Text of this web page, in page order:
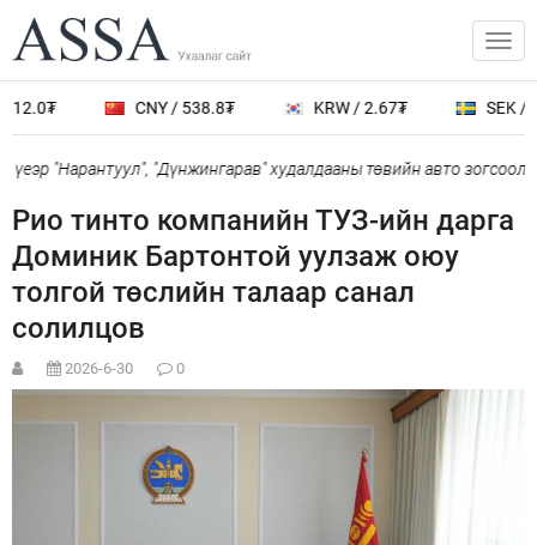
CNY / 538.8₮ KRW / 2.67₮ SEK /
"Нарантуул", "Дүнжингарав" худалдааны төвийн авто зогсоолыг
Рио тинто компанийн ТУЗ-ийн дарга
Доминик Бартонтой уулзаж оюу
толгой төслийн талаар санал
солилцов
2026-6-30 0